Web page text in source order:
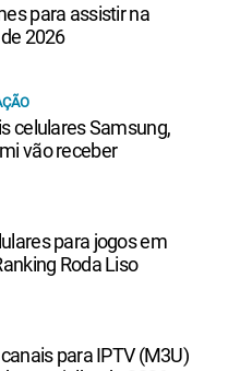
para assistir na
2026
celulares Samsung,
vão receber
para jogos em
Roda Liso
para IPTV (M3U)